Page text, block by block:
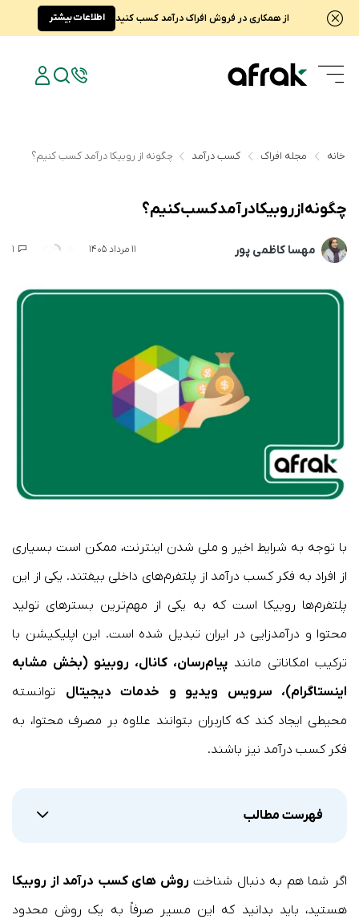
از همکاری در فروش افراک درآمد کسب کنید اطلاعات بیشتر
خانه مجله افراک کسب درآمد چگونه از روبیکا درآمد کسب کنیم؟
چگونه از روبیکا درآمد کسب کنیم؟
مهسا کاظمی پور 11 مرداد 1405
با توجه به شرایط اخیر و ملی شدن اینترنت، ممکن است بسیاری
از افراد به فکر کسب درآمد از پلتفرم‌های داخلی بیفتند. یکی از این
پلتفرم‌ها روبیکا است که به یکی از مهم‌ترین بسترهای تولید
محتوا و درآمدزایی در ایران تبدیل شده است. این اپلیکیشن با
ترکیب امکاناتی مانند پیام‌رسان، کانال، روبینو (بخش مشابه
اینستاگرام)، سرویس ویدیو و خدمات دیجیتال توانسته
محیطی ایجاد کند که کاربران بتوانند علاوه بر مصرف محتوا، به
فکر کسب درآمد نیز باشند.
فهرست مطالب
اگر شما هم به دنبال شناخت روش های کسب درآمد از روبیکا
هستید، باید بدانید که این مسیر صرفاً به یک روش محدود